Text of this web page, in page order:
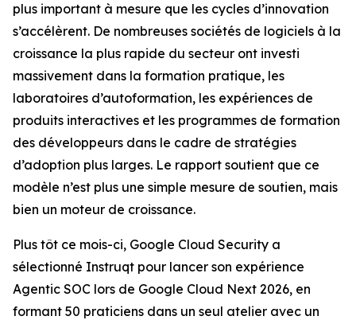
plus important à mesure que les cycles d’innovation
s’accélèrent. De nombreuses sociétés de logiciels à la
croissance la plus rapide du secteur ont investi
massivement dans la formation pratique, les
laboratoires d’autoformation, les expériences de
produits interactives et les programmes de formation
des développeurs dans le cadre de stratégies
d’adoption plus larges. Le rapport soutient que ce
modèle n’est plus une simple mesure de soutien, mais
bien un moteur de croissance.
Plus tôt ce mois-ci, Google Cloud Security a
sélectionné Instruqt pour lancer son expérience
Agentic SOC lors de Google Cloud Next 2026, en
formant 50 praticiens dans un seul atelier avec un